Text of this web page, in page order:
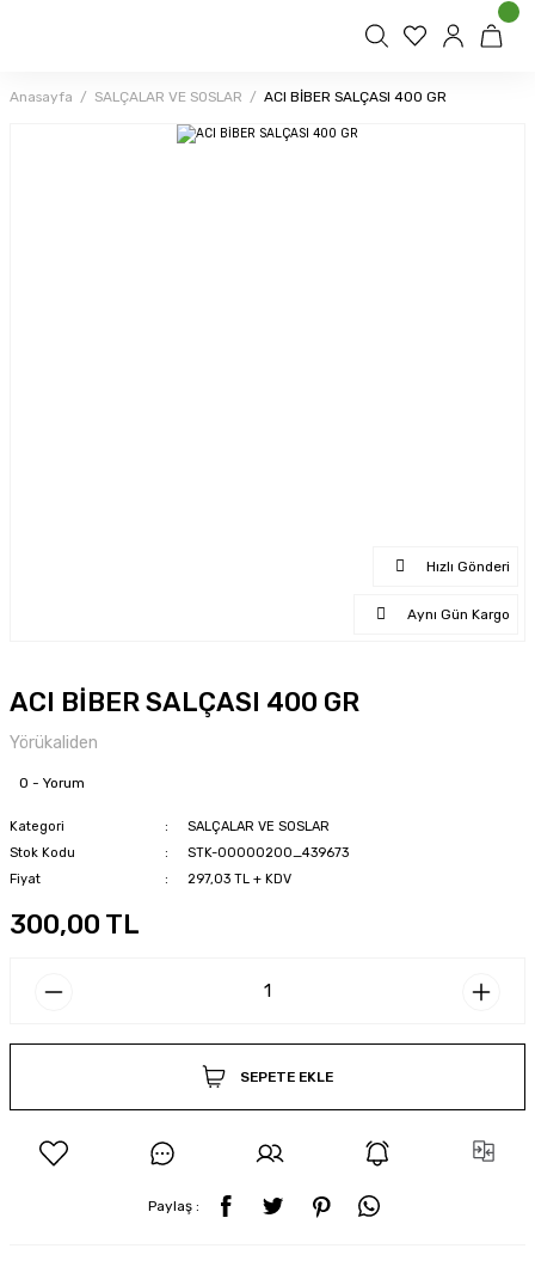
Anasayfa SALÇALAR VE SOSLAR ACI BİBER SALÇASI 400 GR
Hızlı Gönderi
Aynı Gün Kargo
ACI BİBER SALÇASI 400 GR
Yörükaliden
0 - Yorum
Kategori
SALÇALAR VE SOSLAR
Stok Kodu
STK-00000200_439673
Fiyat
297,03 TL + KDV
300,00 TL
SEPETE EKLE
Paylaş :